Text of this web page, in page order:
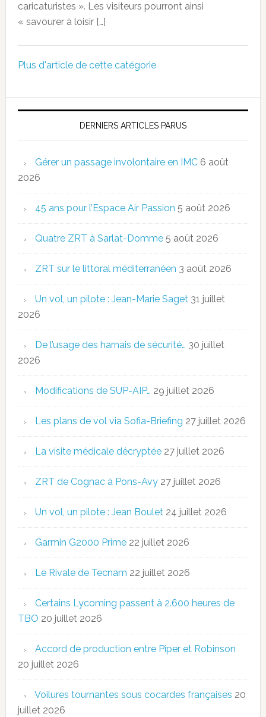
caricaturistes ». Les visiteurs pourront ainsi
« savourer à loisir […]
Plus d'article de cette catégorie
DERNIERS ARTICLES PARUS
Gérer un passage involontaire en IMC 6 août
2026
45 ans pour l’Espace Air Passion 5 août 2026
Quatre ZRT à Sarlat-Domme 5 août 2026
ZRT sur le littoral méditerranéen 3 août 2026
Un vol, un pilote : Jean-Marie Saget 31 juillet
2026
De l’usage des harnais de sécurité… 30 juillet
2026
Modifications de SUP-AIP… 29 juillet 2026
Les plans de vol via Sofia-Briefing 27 juillet 2026
La visite médicale décryptée 27 juillet 2026
ZRT de Cognac à Pons-Avy 27 juillet 2026
Un vol, un pilote : Jean Boulet 24 juillet 2026
Garmin G2000 Prime 22 juillet 2026
Le Rivale de Tecnam 22 juillet 2026
Certains Lycoming passent à 2.600 heures de
TBO 20 juillet 2026
Accord de production entre Piper et Robinson
20 juillet 2026
Voilures tournantes sous cocardes françaises 20
juillet 2026